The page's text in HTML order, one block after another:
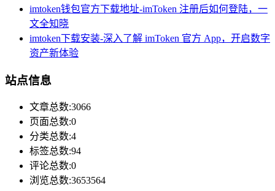
imtoken钱包官方下载地址-imToken 注册后如何登陆，一
文全知晓
imtoken下载安装-深入了解 imToken 官方 App，开启数字
资产新体验
站点信息
文章总数:3066
页面总数:0
分类总数:4
标签总数:94
评论总数:0
浏览总数:3653564